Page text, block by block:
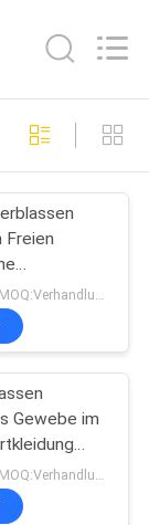
Freien
Ribstop des
150D
Verhandelbar MOQ:Verhandlung
Gewebe im
Gewebe